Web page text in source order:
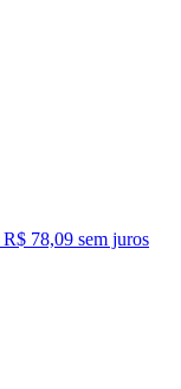
R$ 78,09 sem juros